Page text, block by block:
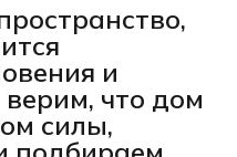
и
что дом
силы,